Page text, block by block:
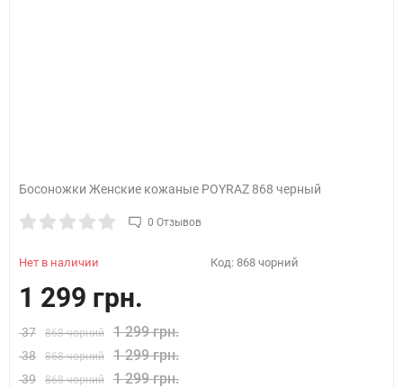
Босоножки Женские кожаные POYRAZ 868 черный
0 Отзывов
Нет в наличии Код: 868 чорний
1 299 грн.
37 868 чорний 1 299 грн.
38 868 чорний 1 299 грн.
39 868 чорний 1 299 грн.